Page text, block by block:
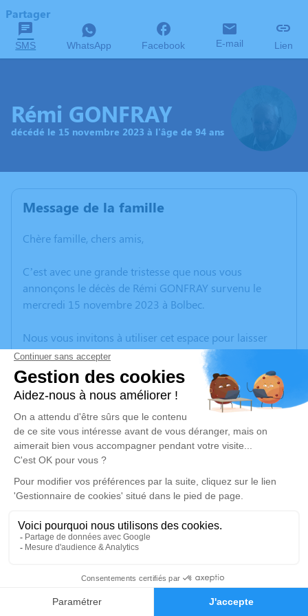
Faire-part Hommages
Partager
SMS WhatsApp Facebook E-mail Lien
Rémi GONFRAY
décédé le 15 novembre 2023 à l'âge de 94 ans
Message de la famille
Chère famille, chers amis,
C’est avec une grande tristesse que nous vous
annonçons le décès de Rémi GONFRAY survenu le
mercredi 15 novembre 2023 à Bolbec.
Nous vous invitons à utiliser cet espace pour laisser
vos condoléances, partager des photos souvenirs, une
anecdote ou exprimer vos pensées à travers des
poèmes ou des textes. Cet endroit est un lieu
d'expression dédié à honorer la mémoire de Rémi
GONFRAY.
Un service de plantation d’arbre hommage est
disponible ici.
Je rends hommage
Cérémonie religieuse
Église de La Frenaye
76170 La Frenaye